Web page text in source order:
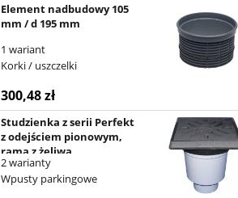
Element nadbudowy 105
mm / d 195 mm
1 wariant
Korki / uszczelki
300,48 zł
Studzienka z serii Perfekt
z odejściem pionowym,
ramą z żeliwa
260x260mm, kratką
ściekową z żeliwa
2 warianty
Wpusty parkingowe